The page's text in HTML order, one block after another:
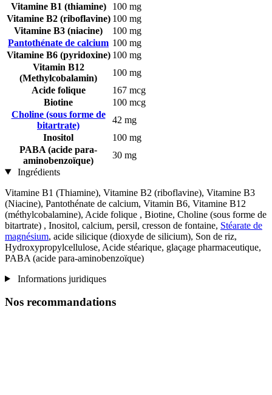
Vitamine B1 (thiamine)
100 mg
Vitamine B2 (riboflavine) 100 mg
Vitamine B3 (niacine)
100 mg
Pantothénate de calcium 100 mg
Vitamine B6 (pyridoxine) 100 mg
Vitamin B12
(Methylcobalamin)
100 mg
Acide folique
167 mcg
Biotine
100 mcg
Choline (sous forme de
bitartrate)
42 mg
Inositol
100 mg
PABA (acide para-
aminobenzoïque)
30 mg
Ingrédients
Vitamine B1 (Thiamine), Vitamine B2 (riboflavine), Vitamine B3
(Niacine), Pantothénate de calcium, Vitamin B6, Vitamine B12
(méthylcobalamine), Acide folique , Biotine, Choline (sous forme de
bitartrate) , Inositol, calcium, persil, cresson de fontaine, Stéarate de
magnésium, acide silicique (dioxyde de silicium), Son de riz,
Hydroxypropylcellulose, Acide stéarique, glaçage pharmaceutique,
PABA (acide para-aminobenzoïque)
Informations juridiques
Nos recommandations